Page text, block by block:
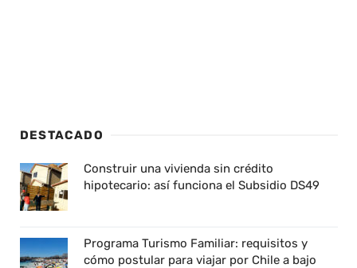
DESTACADO
Construir una vivienda sin crédito
hipotecario: así funciona el Subsidio DS49
Programa Turismo Familiar: requisitos y
cómo postular para viajar por Chile a bajo